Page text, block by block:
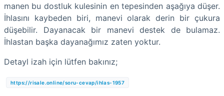
manen bu dostluk kulesinin en tepesinden aşağıya düşer.
İhlasını kaybeden biri, manevi olarak derin bir çukura
düşebilir. Dayanacak bir manevi destek de bulamaz.
İhlastan başka dayanağımız zaten yoktur.
Detayl izah için lütfen bakınız;
https://risale.online/soru-cevap/ihlas-1957